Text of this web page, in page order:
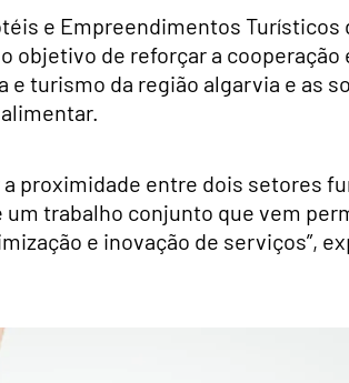
e Empreendimentos Turísticos
objetivo de reforçar a cooperação
turismo da região algarvia e as
proximidade entre dois setores
trabalho conjunto que vem
e inovação de serviços”,